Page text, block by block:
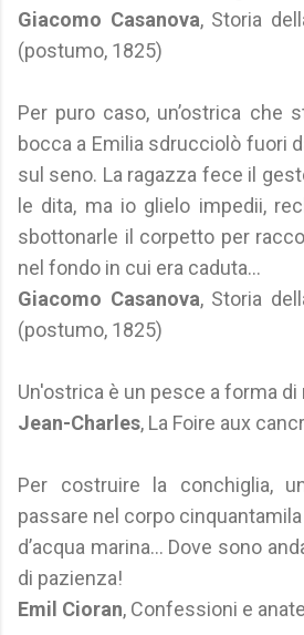
Giacomo Casanova, Storia
(postumo, 1825)
Per puro caso, un’ostrica che
bocca a Emilia sdrucciolò fuori
sul seno. La ragazza fece il
le dita, ma io glielo impedii,
sbottonarle il corpetto per
nel fondo in cui era caduta…
Giacomo Casanova, Storia
(postumo, 1825)
Un'ostrica è un pesce a forma di
Jean-Charles, La Foire aux
Per costruire la conchiglia,
passare nel corpo
d’acqua marina... Dove sono
di pazienza!
Emil Cioran, Confessioni e